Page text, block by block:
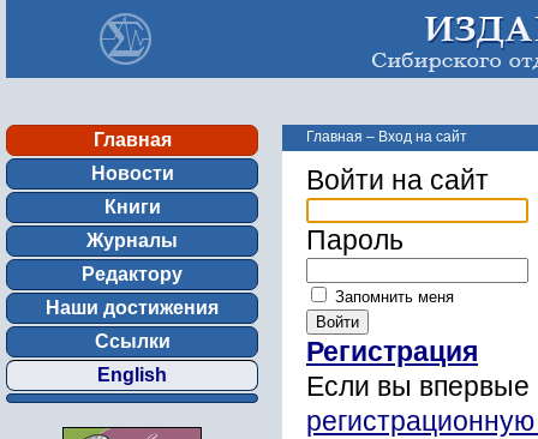
Главная
Новости
Книги
Журналы
Редактору
Наши достижения
Ссылки
English
Главная – Вход на сайт
Войти на сайт
Пароль
Запомнить меня
Регистрация
Если вы впервые